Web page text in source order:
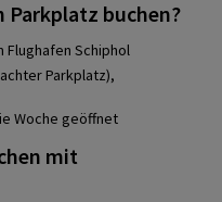
Parkplatz buchen?
Flughafen Schiphol
Parkplatz),
Woche geöffnet
mit